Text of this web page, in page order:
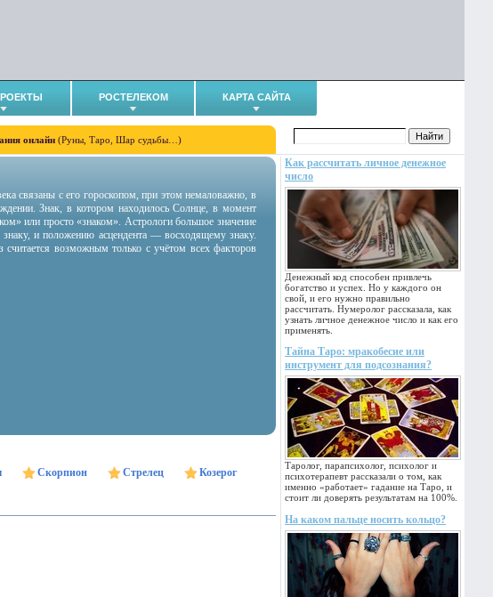
РОСТЕЛЕКОМ КАРТА САЙТА
онлайн (Руны, Таро, Шар судьбы…)
Как рассчитать личное денежное
число
Денежный код способен привлечь
богатство и успех. Но у каждого он
свой, и его нужно правильно
рассчитать. Нумеролог рассказала, как
узнать личное денежное число и как его
применять.
Тайна Таро: мракобесие или
инструмент для подсознания?
Таролог, парапсихолог, психолог и
психотерапевт рассказали о том, как
именно «работает» гадание на Таро, и
стоит ли доверять результатам на 100%.
На каком пальце носить кольцо?
связаны с его гороскопом, при этом немаловажно, в
Знак, в котором находилось Солнце, в момент
или просто «знаком». Астрологи большое значение
и положению асцендента — восходящему знаку.
считается возможным только с учётом всех факторов
Скорпион Стрелец
Козерог